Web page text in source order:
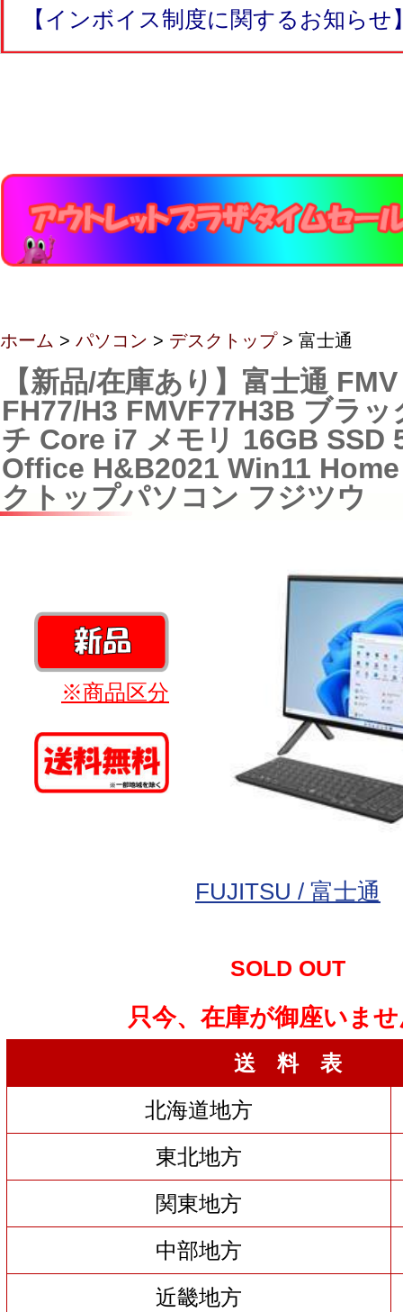
【インボイス制度に関するお知らせ
ホーム > パソコン > デスクトップ> 富士通
【新品/在庫あり】富士通
FH77/H3 FMVF77H3B ブラッ
チ Core i7 メモリ 16GB SSD
Office H&B2021 Win11
クトップパソコン フジツウ
※商品区分
FUJITSU / 富士通
SOLD OUT
只今、在庫が御座いま
送 料 表
北海道地方
東北地方
関東地方
中部地方
近畿地方